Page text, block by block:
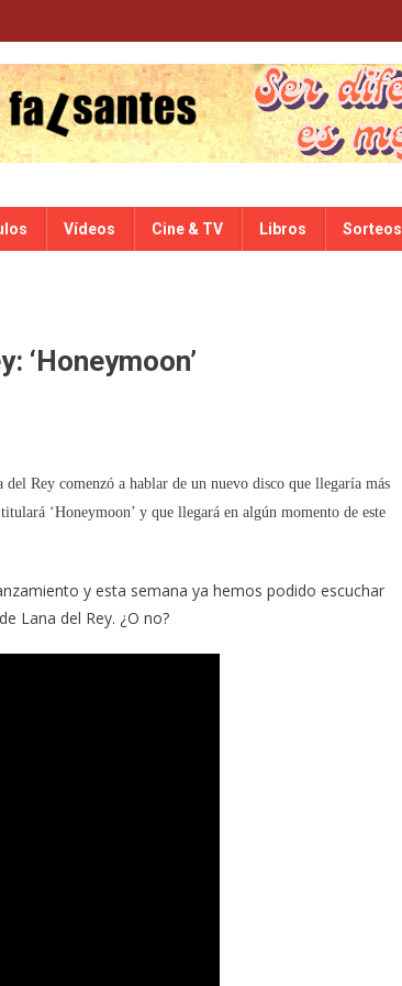
Vídeos Cine & TV Libros Sorteos
‘Honeymoon’
Rey comenzó a hablar de un nuevo disco que llegaría más
‘Honeymoon’ y que llegará en algún momento de este
y esta semana ya hemos podido escuchar
Lana del Rey. ¿O no?